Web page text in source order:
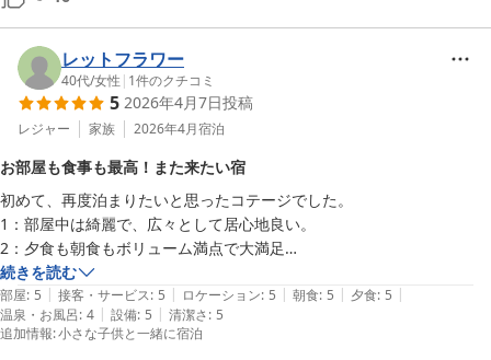
レットフラワー
40代/女性 | 1件のクチコミ
5 2026年4月7日投稿
レジャー 家族 2026年4月宿泊
お部屋も食事も最高！また来たい宿
初めて、再度泊まりたいと思ったコテージでした。
1：部屋中は綺麗で、広々として居心地良い。
2：夕食も朝食もボリューム満点で大満足
3：スタッフさんの対応も親切で丁寧
4：一点だけ　残念何はお風呂のお湯がぬるい、40度が限界でぬるかっ
た。
今回は家族3人だけで行きましたが、次回は友人達家族とも行きたいで
続きを読む
部屋: 5 | 接客・サービス: 5 | ロケーション: 5 | 朝食: 5 | 夕食: 5 |
温泉・お風呂: 4 | 設備: 5 | 清潔さ: 5
追加情報:小さな子供と一緒に宿泊